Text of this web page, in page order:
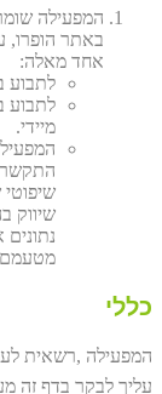
המפעילה
באתר הופרו,
אחד מאלה:
לתבוע
לתבוע
מיידי.
שיווק
כללי
המפעילה ,רשאית
עליך לבקר בדף זה